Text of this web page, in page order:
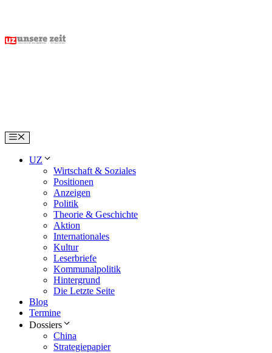
content
Menu
UZ
Wirtschaft & Soziales
Positionen
Anzeigen
Politik
Theorie & Geschichte
Aktion
Internationales
Kultur
Leserbriefe
Kommunalpolitik
Hintergrund
Die Letzte Seite
Blog
Termine
Dossiers
China
Strategiepapier